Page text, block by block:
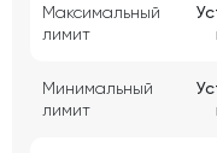
Максимальный
лимит
Минимальный
лимит